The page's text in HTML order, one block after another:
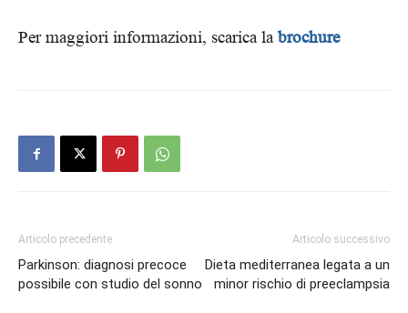
Per maggiori informazioni, scarica labrochure
Articolo precedente
Parkinson: diagnosi precoce
possibile con studio del sonno
Articolo successivo
Dieta mediterranea legata a un
minor rischio di preeclampsia